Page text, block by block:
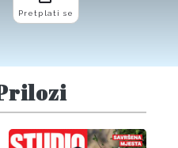
Pretplati se